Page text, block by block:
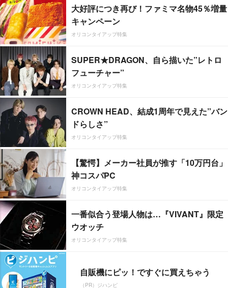
大好評につき再び！ファミマ名物45％増量
キャンペーン
オリコンタイアップ特集
SUPER★DRAGON、自ら描いた”レトロ
フューチャー”
オリコンタイアップ特集
CROWN HEAD、結成1周年で見えた”バン
ドらしさ”
オリコンタイアップ特集
【驚愕】メーカー社員が推す「10万円台」
神コスパPC
オリコンタイアップ特集
一番似合う登場人物は…『VIVANT』限定
ウオッチ
オリコンタイアップ特集
自販機にピッ！ですぐに買えちゃう
（PR）ジハンピ